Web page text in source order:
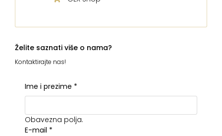
Želite saznati više o nama?
Kontaktirajte nas!
Ime i prezime *
Obavezna polja.
E-mail *